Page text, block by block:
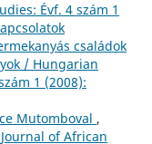
Évf. 4 szám 1
családok
/ Hungarian
1 (2008):
Mutomboval ,
of African